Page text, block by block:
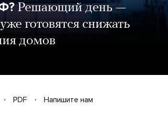
Решающий день —
готовятся снижать
домов
PDF
Напишите нам